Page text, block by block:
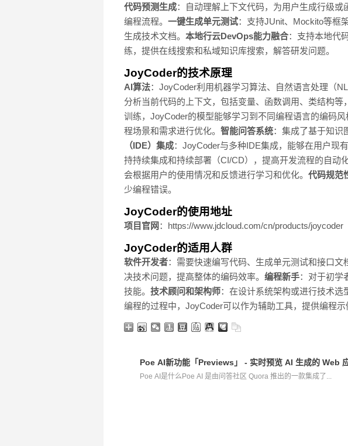
代码预测生成：自动理解上下文代码，为用户生成行级或
编程流程。 一键生成单元测试：支持JUnit、Mockito等框
生成技术文档。 本地行云DevOps能力融合：支持本地代
练，提供在线搜索和私域知识库搜索，解答研发问题。
JoyCoder的技术原理
AI算法：JoyCoder利用机器学习算法、自然语言处理（
分析当前代码的上下文，包括变量、函数调用、类结构等
训练，JoyCoder的模型能够学习到不同编程语言的编码风
程场景和需求进行优化。 智能问答系统：集成了基于知识
（IDE）集成：JoyCoder与多种IDE集成，能够在用户现
持持续集成和持续部署（CI/CD），提高开发流程的自动化
会根据用户的使用情况和反馈进行学习和优化。 代码规范
少编程错误。
JoyCoder的使用地址
项目官网 ：https://www.jdcloud.com/cn/products/joycoder
JoyCoder的适用人群
软件开发者：需要快速编写代码、生成单元测试和接口文
决技术问题，提高整体的编码效率。 编程新手：对于初学
技能。 技术顾问和架构师：在设计系统架构或进行技术选
编程的过程中，JoyCoder可以作为辅助工具，提供编程示
Poe AI新功能「Previews」 - 实时预览 AI 生成的 Web
Poe AI是什么Poe AI 是由问答社区 Quora 推出的一款集成了...